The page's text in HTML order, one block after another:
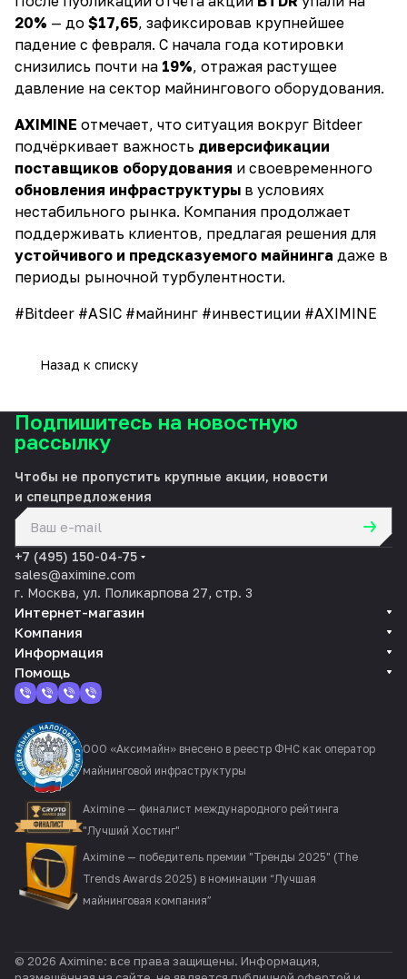
20% — до $17,65, зафиксировав крупнейшее
падение с февраля. С начала года котировки
снизились почти на 19%, отражая растущее
давление на сектор майнингового оборудования.
AXIMINE отмечает, что ситуация вокруг Bitdeer
подчёркивает важность диверсификации
поставщиков оборудования и своевременного
обновления инфраструктуры в условиях
нестабильного рынка. Компания продолжает
поддерживать клиентов, предлагая решения для
устойчивого и предсказуемого майнинга даже в
периоды рыночной турбулентности.
#Bitdeer #ASIC #майнинг #инвестиции #AXIMINE
Назад к списку
Подпишитесь на новостную
рассылку
Чтобы не пропустить крупные акции, новости
и спецпредложения
+7 (495) 150-04-75
sales@aximine.com
г. Москва, ул. Поликарпова 27, стр. 3
Интернет-магазин
Компания
Информация
Помощь
ООО «Аксимайн» внесено в реестр ФНС как оператор
майнинговой инфраструктуры
Aximine — финалист международного рейтинга
"Лучший Хостинг"
Aximine — победитель премии "Тренды 2025" (The
Trends Awards 2025) в номинации “Лучшая
майнинговая компания”
© 2026 Aximine: все права защищены. Информация,